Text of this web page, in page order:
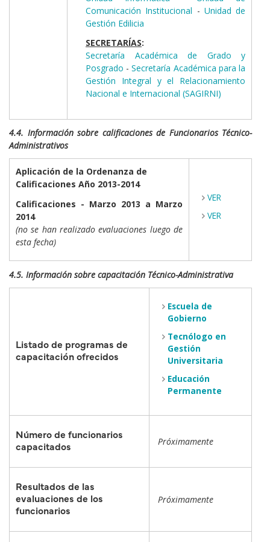
Comunicación Institucional - Unidad de
Gestión Edilicia
SECRETARÍAS:
Secretaría Académica de Grado y
Posgrado -Secretaría Académica para la
Gestión Integral y el Relacionamiento
Nacional e Internacional (SAGIRNI)
4.4. Información sobre calificaciones de Funcionarios Técnico-
Administrativos
Aplicación de la Ordenanza de
Calificaciones Año 2013-2014
Calificaciones - Marzo 2013 a Marzo
2014
(no se han realizado evaluaciones luego de
esta fecha)
VER
VER
4.5. Información sobre capacitación Técnico-Administrativa
Listado de programas de
capacitación ofrecidos
Escuela de
Gobierno
Tecnólogo en
Gestión
Universitaria
Educación
Permanente
Número de funcionarios
capacitados
Próximamente
Resultados de las
evaluaciones de los
funcionarios
Próximamente